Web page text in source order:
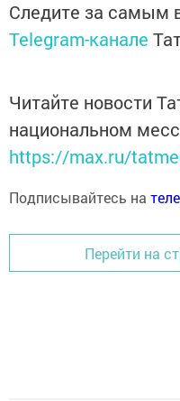
Следите за самым
Telegram-канале
Читайте новости
национальном
https://max.ru/
Подписывайтесь на
Перейти на